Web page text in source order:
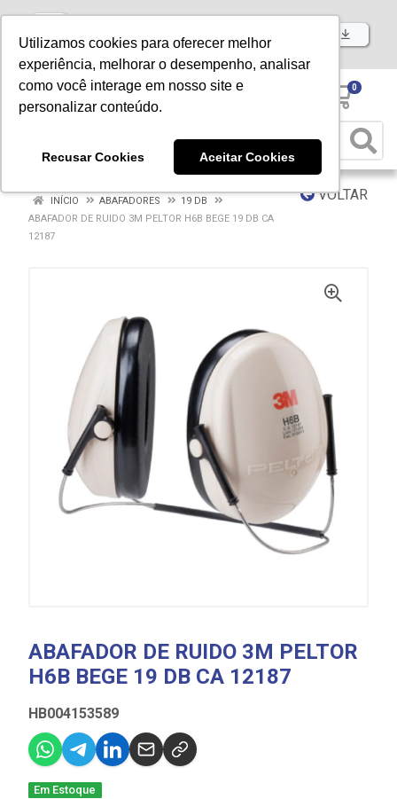
Utilizamos cookies para oferecer melhor
experiência, melhorar o desempenho, analisar
como você interage em nosso site e
personalizar conteúdo.
Recusar Cookies Aceitar Cookies
Baixe já nosso APP
0
VOLTAR
INÍCIO ABAFADORES
19 DB
ABAFADOR DE RUIDO 3M PELTOR H6B BEGE 19 DB CA
12187
ABAFADOR DE RUIDO 3M PELTOR
H6B BEGE 19 DB CA 12187
HB004153589
Em Estoque